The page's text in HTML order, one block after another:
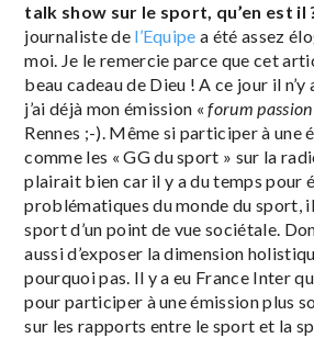
talk show sur le sport, qu’en est il
journaliste del’Equipe a été assez
moi. Je le remercie parce que cet
beau cadeau de Dieu ! A ce jour il n’y
j’ai déjà mon émission «forum passion
Rennes ;-). Même si participer à une
comme les « GG du sport » sur la
plairait bien car il y a du temps pour
problématiques du monde du sport,
sport d’un point de vue sociétale.
aussi d’exposer la dimension
pourquoi pas. Il y a eu France Inter
pour participer à une émission plus
sur les rapports entre le sport et la